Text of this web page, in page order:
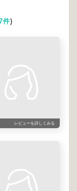
件)
レビューを詳しくみる